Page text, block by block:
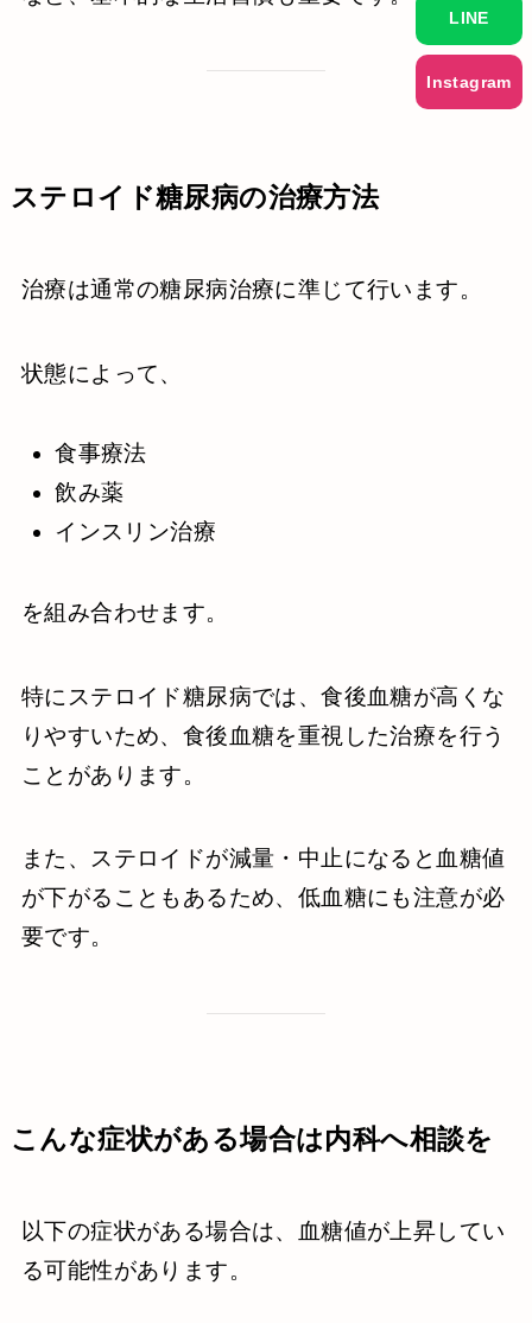
ステロイド糖尿病の治療方法
治療は通常の糖尿病治療に準じて行います。
状態によって、
食事療法
飲み薬
インスリン治療
を組み合わせます。
特にステロイド糖尿病では、食後血糖が高くな
りやすいため、食後血糖を重視した治療を行う
ことがあります。
また、ステロイドが減量・中止になると血糖値
が下がることもあるため、低血糖にも注意が必
要です。
こんな症状がある場合は内科へ相談を
以下の症状がある場合は、血糖値が上昇してい
る可能性があります。
LINE
Instagram